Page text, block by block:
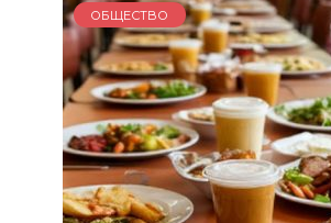
ОБЩЕСТВО